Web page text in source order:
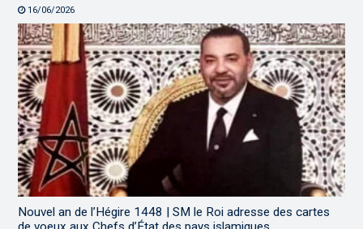
16/06/2026
Nouvel an de l’Hégire 1448 | SM le Roi adresse des cartes